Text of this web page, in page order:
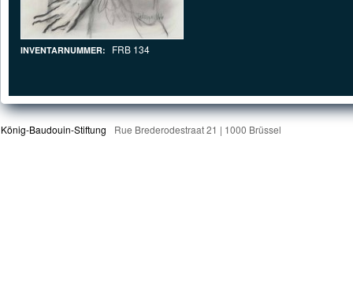
INVENTARNUMMER: FRB 134
König-Baudouin-Stiftung Rue Brederodestraat 21 | 1000 Brüssel